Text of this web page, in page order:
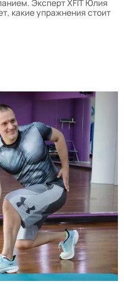
Эксперт XFIT Юлия
какие упражнения стоит